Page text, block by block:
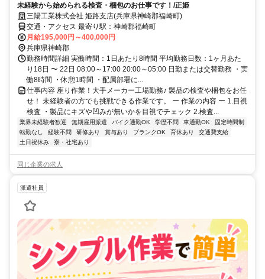
未経験から始められる検査・梱包のお仕事です！/正姫
三陽工業株式会社 姫路支店(兵庫県神崎郡福崎町)
交通・アクセス 最寄り駅：神崎郡福崎町
月給195,000円～400,000円
兵庫県神崎郡
勤務時間詳細 実働時間：1日あたり8時間 平均勤務日数：1ヶ月あた
り18日 〜 22日 08:00～17:00 20:00～05:00 日勤または交替勤務 ・実
働8時間 ・休憩1時間 ・配属部署に...
仕事内容 座り作業！大手メーカー工場勤務♪ 製品の検査や梱包をお任
せ！ 未経験者の方でも挑戦できる作業です。 ー 作業の内容 ー 1.目視
検査 ・製品にキズや凹みが無いかを目視でチェック 2.検査...
業界未経験者歓迎 無期雇用派遣 バイク通勤OK 学歴不問 車通勤OK
固定時間制
転勤なし
経験不問 研修あり 賞与あり ブランクOK 育休あり
交通費支給
土日祝休み
寮・社宅あり
同じ企業の求人
派遣社員